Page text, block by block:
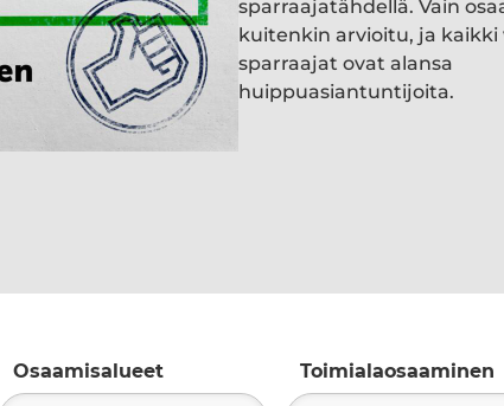
sparraajatähdellä. Vain
kuitenkin arvioitu, ja
sparraajat ovat alansa
huippuasiantuntijoita.
Osaamisalueet Toimialaosaaminen